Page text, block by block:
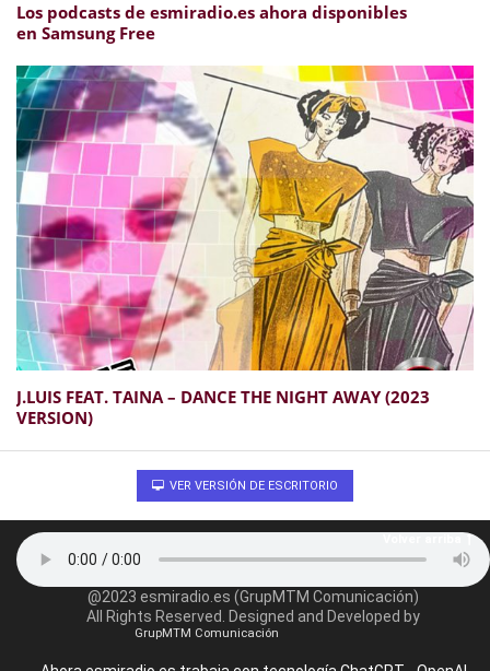
Los podcasts de esmiradio.es ahora disponibles
en Samsung Free
J​.​LUIS FEAT. TAINA – DANCE THE NIGHT AWAY (2023
VERSION)
VER VERSIÓN DE ESCRITORIO
@2023 esmiradio.es (GrupMTM Comunicación)
All Rights Reserved. Designed and Developed by
GrupMTM Comunicación